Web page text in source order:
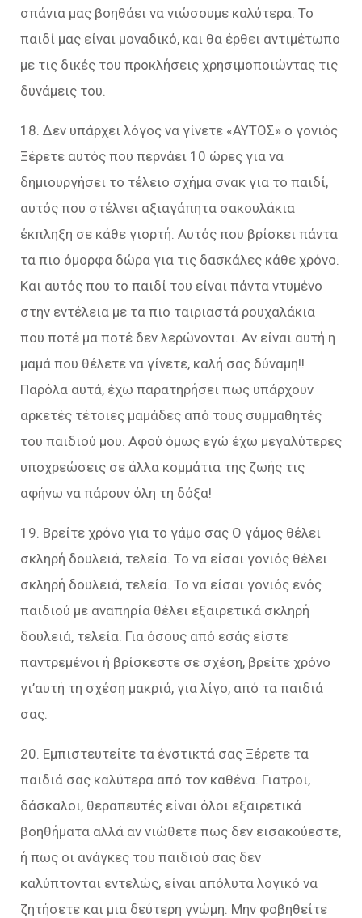
σπάνια μας βοηθάει να νιώσουμε καλύτερα. Το
παιδί μας είναι μοναδικό, και θα έρθει αντιμέτωπο
με τις δικές του προκλήσεις χρησιμοποιώντας τις
δυνάμεις του.
18. Δεν υπάρχει λόγος να γίνετε «ΑΥΤΟΣ» ο γονιός
Ξέρετε αυτός που περνάει 10 ώρες για να
δημιουργήσει το τέλειο σχήμα σνακ για το παιδί,
αυτός που στέλνει αξιαγάπητα σακουλάκια
έκπληξη σε κάθε γιορτή. Αυτός που βρίσκει πάντα
τα πιο όμορφα δώρα για τις δασκάλες κάθε χρόνο.
Και αυτός που το παιδί του είναι πάντα ντυμένο
στην εντέλεια με τα πιο ταιριαστά ρουχαλάκια
που ποτέ μα ποτέ δεν λερώνονται. Αν είναι αυτή η
μαμά που θέλετε να γίνετε, καλή σας δύναμη!!
Παρόλα αυτά, έχω παρατηρήσει πως υπάρχουν
αρκετές τέτοιες μαμάδες από τους συμμαθητές
του παιδιού μου. Αφού όμως εγώ έχω μεγαλύτερες
υποχρεώσεις σε άλλα κομμάτια της ζωής τις
αφήνω να πάρουν όλη τη δόξα!
19. Βρείτε χρόνο για το γάμο σας Ο γάμος θέλει
σκληρή δουλειά, τελεία. Το να είσαι γονιός θέλει
σκληρή δουλειά, τελεία. Το να είσαι γονιός ενός
παιδιού με αναπηρία θέλει εξαιρετικά σκληρή
δουλειά, τελεία. Για όσους από εσάς είστε
παντρεμένοι ή βρίσκεστε σε σχέση, βρείτε χρόνο
γι’αυτή τη σχέση μακριά, για λίγο, από τα παιδιά
σας.
20. Εμπιστευτείτε τα ένστικτά σας Ξέρετε τα
παιδιά σας καλύτερα από τον καθένα. Γιατροι,
δάσκαλοι, θεραπευτές είναι όλοι εξαιρετικά
βοηθήματα αλλά αν νιώθετε πως δεν εισακούεστε,
ή πως οι ανάγκες του παιδιού σας δεν
καλύπτονται εντελώς, είναι απόλυτα λογικό να
ζητήσετε και μια δεύτερη γνώμη. Μην φοβηθείτε